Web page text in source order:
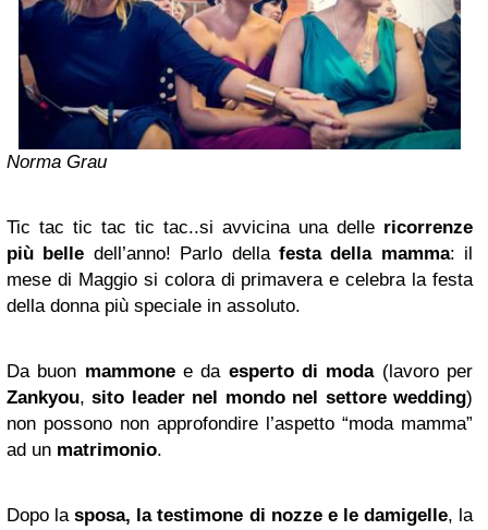
Norma Grau
Tic tac tic tac tic tac..si avvicina una delle ricorrenze
più belle dell’anno! Parlo della festa della mamma: il
mese di Maggio si colora di primavera e celebra la festa
della donna più speciale in assoluto.
Da buon mammonee da esperto di moda (lavoro per
Zankyou,sito leader nel mondo nel settore wedding)
non possono non approfondire l’aspetto “moda mamma”
ad un matrimonio.
Dopo lasposa, la testimone di nozze e le damigelle, la